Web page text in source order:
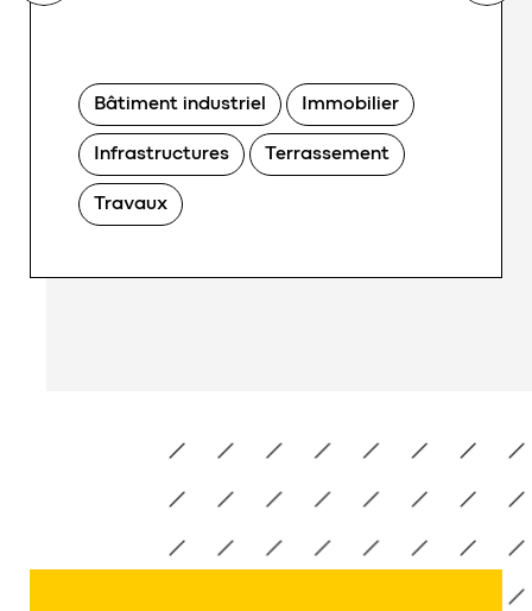
Bâtiment industriel Immobilier
Infrastructures Terrassement
Travaux